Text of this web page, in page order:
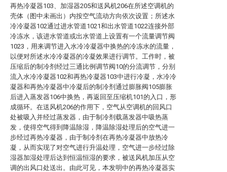
再热冷凝器103、加湿器205和送风机206在所述空调机的
壳体（图中未画出）内按空气流动方向依次设置；所述水
冷冷凝器102通过进水管道1021和出水管道1022连接外部
冷冻水，该进水管道或出水管道上设置有一个流量调节阀
1023，用来调节进入水冷冷凝器中换热的冷冻水的流量，
以便对所述水冷冷凝器的冷凝效果进行调节。工作时，被
压缩后的制冷剂经过三通比例调节阀10的分流调节，分别
流入水冷冷凝器102和再热冷凝器103中进行冷凝，水冷冷
凝器和再热冷凝器中冷凝后的制冷剂通过膨胀阀105膨胀
后进入蒸发器106中换热，再返回至压缩机101的入口，形
成循环。在送风机206的作用下，空气从空调机的回风口
处被吸入并经过蒸发器，由于制冷剂载蒸发器中吸热蒸
发，使得空气得到降温除湿，降温除湿处理后的空气进一
步经过再热冷凝器，由于制冷剂在再热冷凝器中放热冷
凝，从而实现了对空气进行升温处理，空气进一步经过除
湿器加湿处理后达到恒温恒湿的要求，被送风机加压从空
调的出风口处送出。由此可见，本发明中的再热冷凝器实